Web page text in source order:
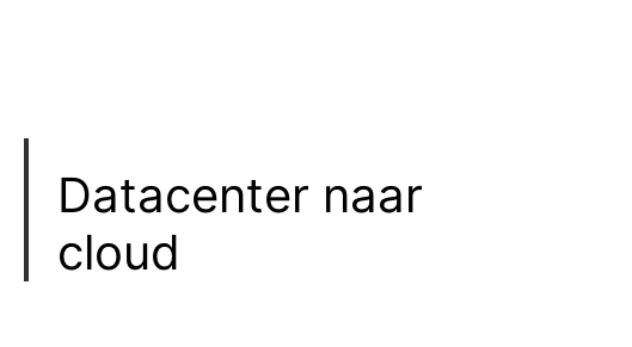
Datacenter naar
cloud